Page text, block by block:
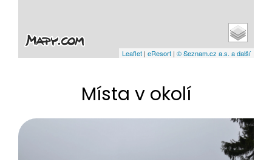
Leaflet | eResort | © Seznam.cz a.s. a další
Místa v okolí